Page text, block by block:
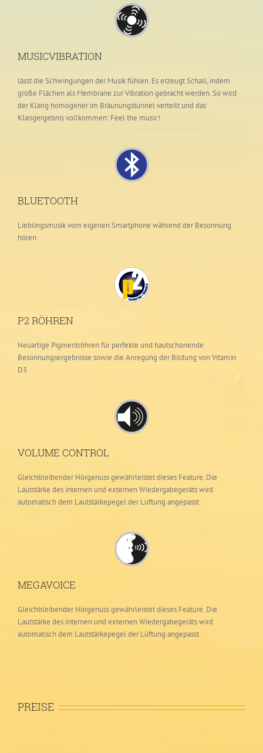
MUSICVIBRATION
lässt die Schwingungen der Musik fühlen. Es erzeugt Schall, indem
große Flächen als Membrane zur Vibration gebracht werden. So wird
der Klang homogener im Bräunungstunnel verteilt und das
Klangergebnis vollkommen: Feel the music!
BLUETOOTH
Lieblingsmusik vom eigenen Smartphone während der Besonnung
hören
P2 RÖHREN
Neuartige Pigmentröhren für perfekte und hautschonende
Besonnungsergebnisse sowie die Anregung der Bildung von Vitamin
D3
VOLUME CONTROL
Gleichbleibender Hörgenuss gewährleistet dieses Feature. Die
Lautstärke des internen und externen Wiedergabegeräts wird
automatisch dem Lautstärkepegel der Lüftung angepasst
MEGAVOICE
Gleichbleibender Hörgenuss gewährleistet dieses Feature. Die
Lautstärke des internen und externen Wiedergabegeräts wird
automatisch dem Lautstärkepegel der Lüftung angepasst
PREISE